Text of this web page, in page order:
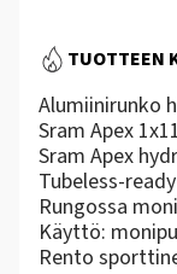
TUOTTEEN
Alumiinirunko
Sram Apex
Sram Apex
Tubeless-
Rungossa
Käyttö:
Rento